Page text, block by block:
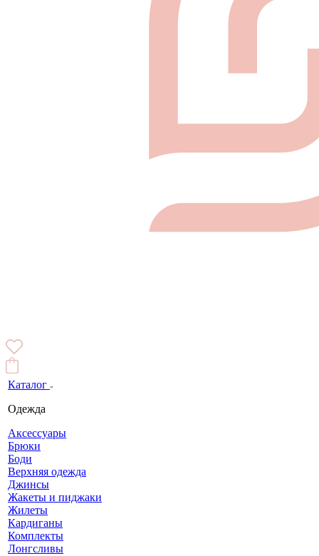
Каталог
Одежда
Аксессуары
Брюки
Боди
Верхняя одежда
Джинсы
Жакеты и пиджаки
Жилеты
Кардиганы
Комплекты
Лонгсливы